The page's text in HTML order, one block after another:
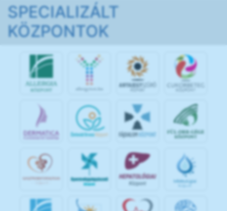
SPECIALIZÁLT
KÖZPONTOK